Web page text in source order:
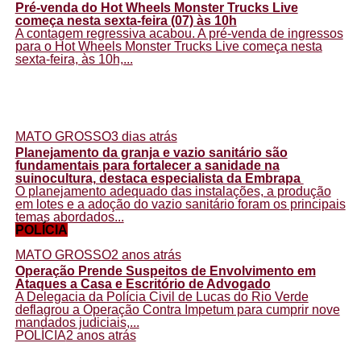
Pré-venda do Hot Wheels Monster Trucks Live
começa nesta sexta-feira (07) às 10h
A contagem regressiva acabou. A pré-venda de ingressos
para o Hot Wheels Monster Trucks Live começa nesta
sexta-feira, às 10h,...
MATO GROSSO3 dias atrás
Planejamento da granja e vazio sanitário são
fundamentais para fortalecer a sanidade na
suinocultura, destaca especialista da Embrapa
O planejamento adequado das instalações, a produção
em lotes e a adoção do vazio sanitário foram os principais
temas abordados...
POLÍCIA
MATO GROSSO2 anos atrás
Operação Prende Suspeitos de Envolvimento em
Ataques a Casa e Escritório de Advogado
A Delegacia da Polícia Civil de Lucas do Rio Verde
deflagrou a Operação Contra Impetum para cumprir nove
mandados judiciais,...
POLÍCIA2 anos atrás